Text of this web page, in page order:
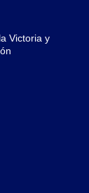
Victoria y